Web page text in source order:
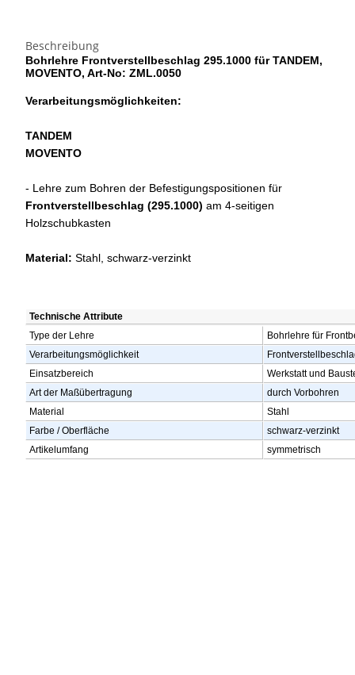
Beschreibung
Bohrlehre Frontverstellbeschlag 295.1000 für TANDEM,
MOVENTO, Art-No: ZML.0050
Verarbeitungsmöglichkeiten:
TANDEM
MOVENTO
- Lehre zum Bohren der Befestigungspositionen für
Frontverstellbeschlag (295.1000) am 4-seitigen
Holzschubkasten
Material: Stahl, schwarz-verzinkt
Technische Attribute
Type der Lehre
Bohrlehre für
Verarbeitungsmöglichkeit
Einsatzbereich
Werkstatt und
Art der Maßübertragung
durch Vorbohren
Material
Stahl
Farbe / Oberfläche
schwarz-verzinkt
Artikelumfang
symmetrisch